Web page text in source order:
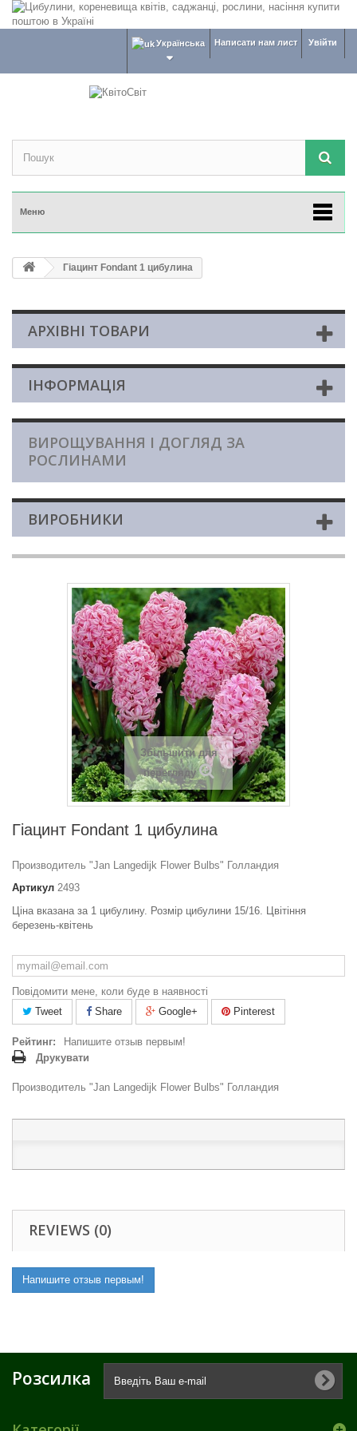
Увійти
Написати нам лист
Українська
Меню
Гіацинт Fondant 1 цибулина
АРХІВНІ ТОВАРИ
ІНФОРМАЦІЯ
ВИРОЩУВАННЯ І ДОГЛЯД ЗА
РОСЛИНАМИ
ВИРОБНИКИ
Збільшити для
перегляду
Гіацинт Fondant 1 цибулина
Производитель "Jan Langedijk Flower Bulbs" Голландия
Артикул 2493
Ціна вказана за 1 цибулину. Розмір цибулини 15/16. Цвітіння
березень-квітень
Повідомити мене, коли буде в наявності
Tweet
Share Google+ Pinterest
Рейтинг:
Напишите отзыв первым!
Друкувати
Производитель "Jan Langedijk Flower Bulbs" Голландия
REVIEWS (0)
Напишите отзыв первым!
Розсилка